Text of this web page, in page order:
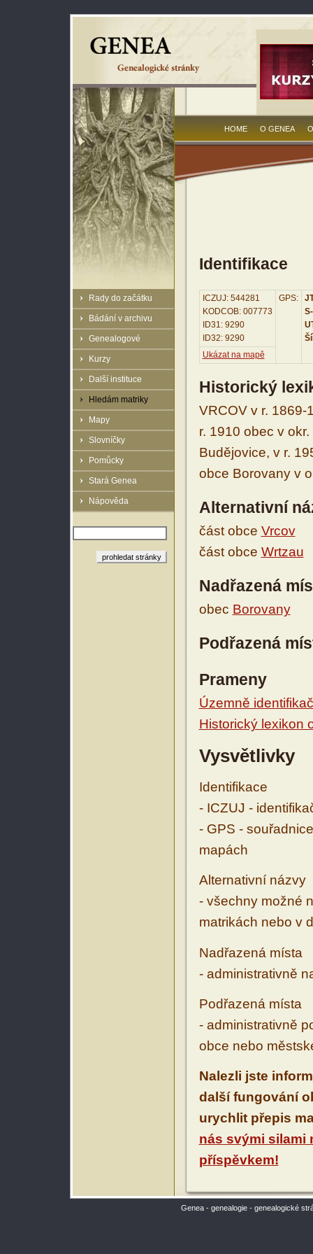
Rady do začátku
Bádání v archivu
Genealogové
Kurzy
Další instituce
Hledám matriky
Mapy
Slovníčky
Pomůcky
Stará Genea
Nápověda
HOME O GENEA
Identifikace
ICZUJ: 544281
KODCOB: 007773
ID31: 9290
ID32: 9290
GPS:
Ukázat na mapě
Historický
VRCOV v r. 1869-
r. 1910 obec v
Budějovice, v r.
obce Borovany v
Alternativní
část obce Vrcov
část obce Wrtzau
Nadřazená
obec Borovany
Podřazená
Prameny
Územně
Historický lexikon
Vysvětlivky
Identifikace
- ICZUJ -
- GPS -
mapách
Alternativní názvy
- všechny možné
matrikách nebo v
Nadřazená místa
- administrativně
Podřazená místa
- administrativně
obce nebo
Nalezli jste
další fungování
urychlit přepis
nás svými silami
příspěvkem!
Genea - genealogie - genealogické